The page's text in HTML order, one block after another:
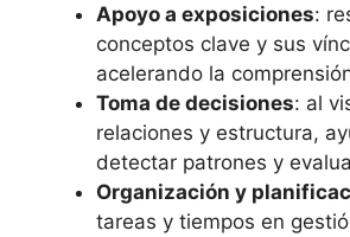
Apoyo a exposiciones:
conceptos clave y sus
acelerando la
Toma de decisiones: al
relaciones y estructura,
detectar patrones y
Organización y
tareas y tiempos en